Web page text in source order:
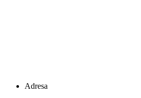
Adresa